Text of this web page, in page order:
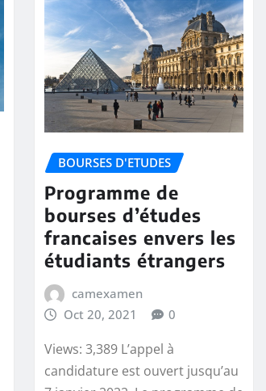
BOURSES D'ETUDES
Programme de
bourses d’études
francaises envers les
étudiants étrangers
camexamen
Oct 20, 2021
0
Views: 3,389 L’appel à
candidature est ouvert jusqu’au